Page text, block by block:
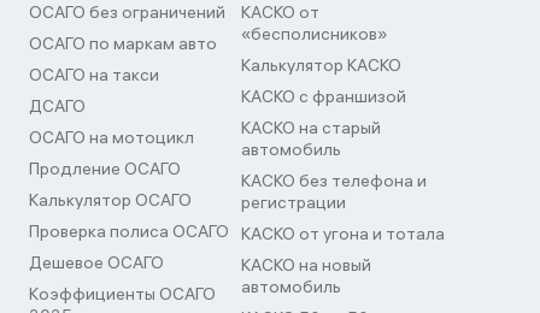
ОСАГО без ограничений
ОСАГО по маркам авто
ОСАГО на такси
ДСАГО
ОСАГО на мотоцикл
Продление ОСАГО
Калькулятор ОСАГО
Проверка полиса ОСАГО
Дешевое ОСАГО
Коэффициенты ОСАГО
КАСКО от
«бесполисников»
Калькулятор КАСКО
КАСКО с франшизой
КАСКО на старый
автомобиль
КАСКО без телефона и
регистрации
КАСКО от угона и тотала
КАСКО на новый
автомобиль